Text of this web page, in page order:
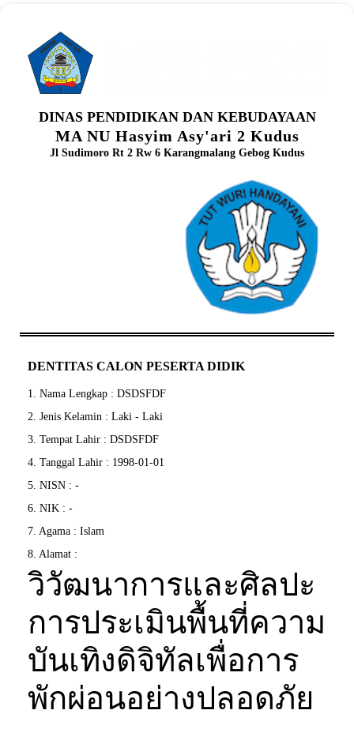
DINAS PENDIDIKAN DAN KEBUDAYAAN
MA NU Hasyim Asy'ari 2 Kudus
Jl Sudimoro Rt 2 Rw 6 Karangmalang Gebog Kudus
DENTITAS CALON PESERTA DIDIK
1. Nama Lengkap : DSDSFDF
2. Jenis Kelamin : Laki - Laki
3. Tempat Lahir : DSDSFDF
4. Tanggal Lahir : 1998-01-01
5. NISN : -
6. NIK : -
7. Agama : Islam
8. Alamat :
วิวัฒนาการและศิลปะ
การประเมินพื้นที่ความ
บันเทิงดิจิทัลเพื่อการ
พักผ่อนอย่างปลอดภัย